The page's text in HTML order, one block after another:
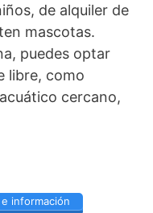
de alquiler de
mascotas.
puedes optar
libre, como
cercano,
información